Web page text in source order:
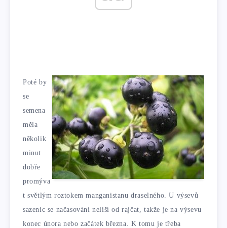
Poté by
se
semena
měla
několik
minut
dobře
promýva
t světlým roztokem manganistanu draselného. U výsevů
sazenic se načasování neliší od rajčat, takže je na výsevu
konec února nebo začátek března. K tomu je třeba